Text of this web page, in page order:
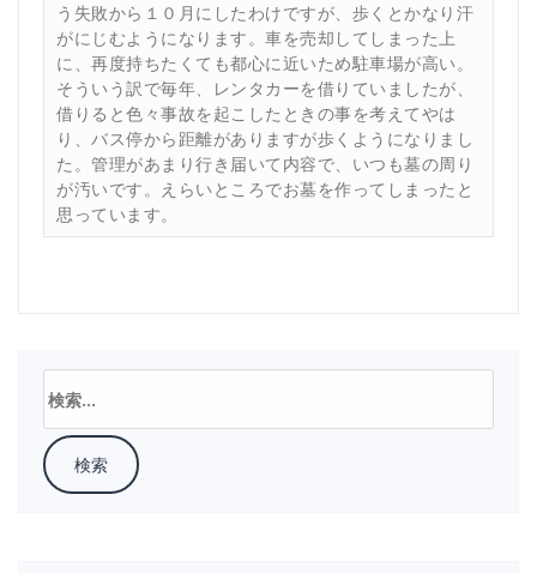
う失敗から１０月にしたわけですが、歩くとかなり汗
がにじむようになります。車を売却してしまった上
に、再度持ちたくても都心に近いため駐車場が高い。
そういう訳で毎年、レンタカーを借りていましたが、
借りると色々事故を起こしたときの事を考えてやは
り、バス停から距離がありますが歩くようになりまし
た。管理があまり行き届いて内容で、いつも墓の周り
が汚いです。えらいところでお墓を作ってしまったと
思っています。
索: